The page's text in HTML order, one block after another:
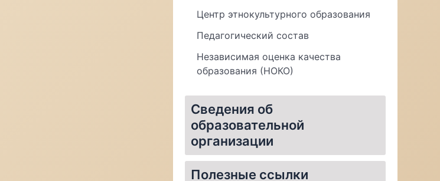
Центр этнокультурного образования
Педагогический состав
Независимая оценка качества
образования (НОКО)
Сведения об
образовательной
организации
Полезные ссылки